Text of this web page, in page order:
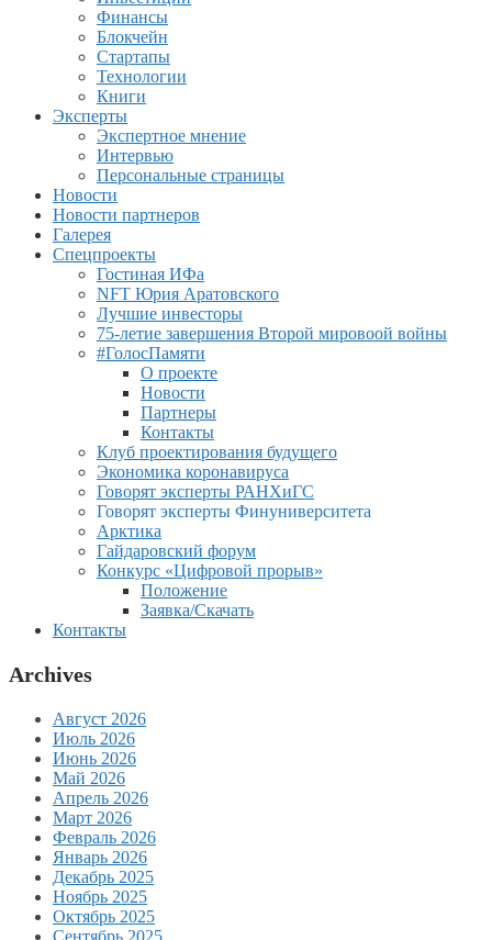
Финансы
Блокчейн
Стартапы
Технологии
Книги
Эксперты
Экспертное мнение
Интервью
Персональные страницы
Новости
Новости партнеров
Галерея
Спецпроекты
Гостиная ИФа
NFT Юрия Аратовского
Лучшие инвесторы
75-летие завершения Второй мировоой войны
#ГолосПамяти
О проекте
Новости
Партнеры
Контакты
Клуб проектирования будущего
Экономика коронавируса
Говорят эксперты РАНХиГС
Говорят эксперты Финуниверситета
Арктика
Гайдаровский форум
Конкурс «Цифровой прорыв»
Положение
Заявка/Скачать
Контакты
Archives
Август 2026
Июль 2026
Июнь 2026
Май 2026
Апрель 2026
Март 2026
Февраль 2026
Январь 2026
Декабрь 2025
Ноябрь 2025
Октябрь 2025
Сентябрь 2025